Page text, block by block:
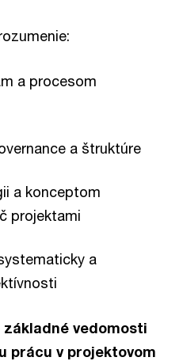
a procesom
a štruktúre
a konceptom
projektami
a
základné vedomosti
prácu v projektovom